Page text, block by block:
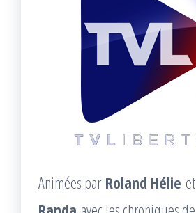
Animées par Roland Hélie et